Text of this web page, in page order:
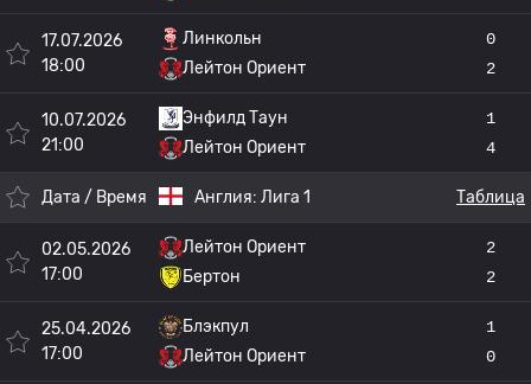
17.07.2026
18:00
Линкольн
Лейтон Ориент
0
2
10.07.2026
21:00
Энфилд Таун
Лейтон Ориент
1
4
Дата / Время Англия: Лига 1 Таблица
02.05.2026
17:00
Лейтон Ориент
Бертон
2
2
25.04.2026
17:00
Блэкпул
Лейтон Ориент
1
0